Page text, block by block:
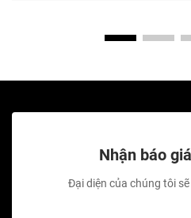
Nhận báo
Đại diện của chúng tôi